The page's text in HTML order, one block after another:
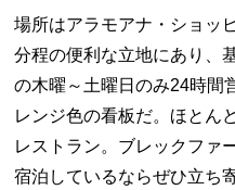
場所はアラモアナ・ショッ
分程の便利な立地にあり、
の木曜～土曜日のみ24時間
レンジ色の看板だ。ほとん
レストラン。ブレックファ
宿泊しているならぜひ立ち